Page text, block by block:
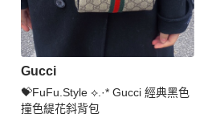
Gucci
💝FuFu.Style ⟡.·* Gucci 經典黑色
撞色緹花斜背包